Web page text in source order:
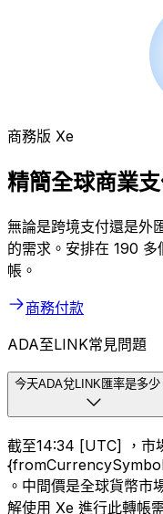
商務版 Xe
精簡全球商業
無論是跨境支付還是外
的需求。安排在 190
帳。
商務付款
ADA至LINK常見問題
今天ADA兌LINK匯率是多少
截至14:34 [UTC] ，市
。中間價是全球貨幣市
解使用 Xe 進行此轉帳